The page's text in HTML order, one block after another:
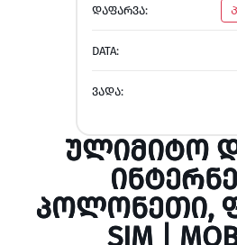
ᲓᲐᲤᲐᲠᲕᲐ:
DATA:
ᲕᲐᲓᲐ:
ᲣᲚᲘᲛᲘᲢᲝ
ᲞᲝᲚᲝᲜᲔᲗᲘ,
SIM |